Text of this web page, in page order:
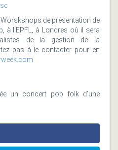
de présentation de
à l’EPFL, à Londres où il sera
de la gestion de la
pas à le contacter pour en
un concert pop folk d’une